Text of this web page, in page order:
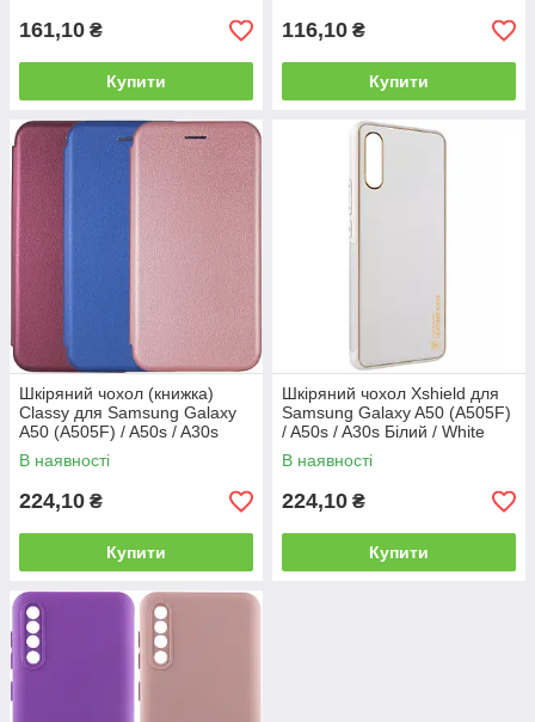
161,10 ₴
Купити
116,10 ₴
Купити
Шкіряний чохол (книжка)
Classy для Samsung Galaxy
A50 (A505F) / A50s / A30s
В наявності
224,10 ₴
Купити
Шкіряний чохол Xshield для
Samsung Galaxy A50 (A505F)
/ A50s / A30s Білий / White
В наявності
224,10 ₴
Купити